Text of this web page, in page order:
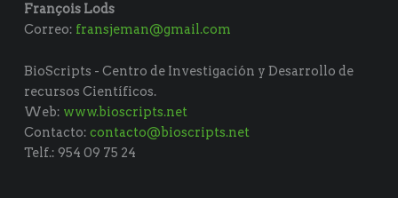
François Lods
Correo: fransjeman@gmail.com
BioScripts - Centro de Investigación y Desarrollo de
recursos Científicos.
Web: www.bioscripts.net
Contacto:contacto@bioscripts.net
Telf.: 954 09 75 24